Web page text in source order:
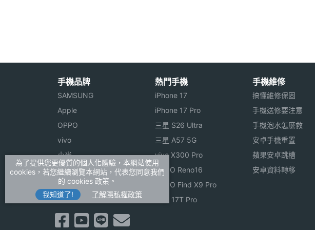
◎ 支援 USB 2.0 / USB OTG / GPS / 藍牙 / HDMI
◎ 內建 1GB RAM / 8GB ROM 儲存空間
◎ 可透過 microSD 記憶卡擴充、最大至 32GB 記憶體容量
※本文為 SOGI 手機王版權所有，未經授權不得轉載使用※
相機規格
主相機畫素 30 萬畫素
主相機感光元件 CMOS
前相機畫素 30 萬畫素
機體規格
傳輸埠 HDMI, USB, USB OTG, 藍牙
機身顏色
手機品牌
SAMSUNG
Apple
OPPO
vivo
小米
ASUS
Sony
realme
熱門手機
iPhone 17
iPhone 17 Pro
三星 S26 Ultra
三星 A57 5G
vivo X300 Pro
OPPO Reno16
OPPO Find X9 Pro
小米 17T Pro
手機維修
搞懂維修保固
手機送修要注意
手機泡水怎麼救
安卓手機重置
蘋果安卓跳槽
安卓資料轉移
為了提供您更優質的個人化體驗，本網站使用
cookies，若您繼續瀏覽本網站，代表您同意我們
的 cookies 政策。
我知道了!
了解隱私權政策